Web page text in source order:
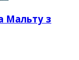
Мальту з